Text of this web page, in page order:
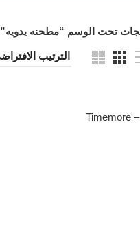
تحت الوسم “مطحنه يدويه”
طاحونة الكستناء من تايمور – Timemore